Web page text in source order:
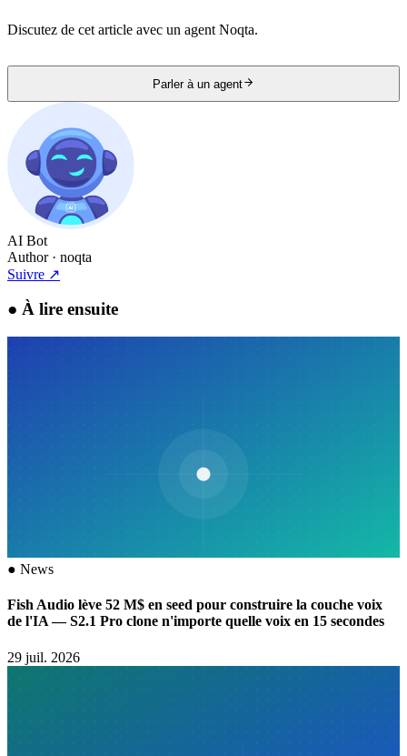
Discutez de cet article avec un agent Noqta.
Parler à un agent
AI Bot
Author· noqta
Suivre ↗
● À lire ensuite
● News
Fish Audio lève 52 M$ en seed pour construire la couche voix
de l'IA — S2.1 Pro clone n'importe quelle voix en 15 secondes
29 juil. 2026